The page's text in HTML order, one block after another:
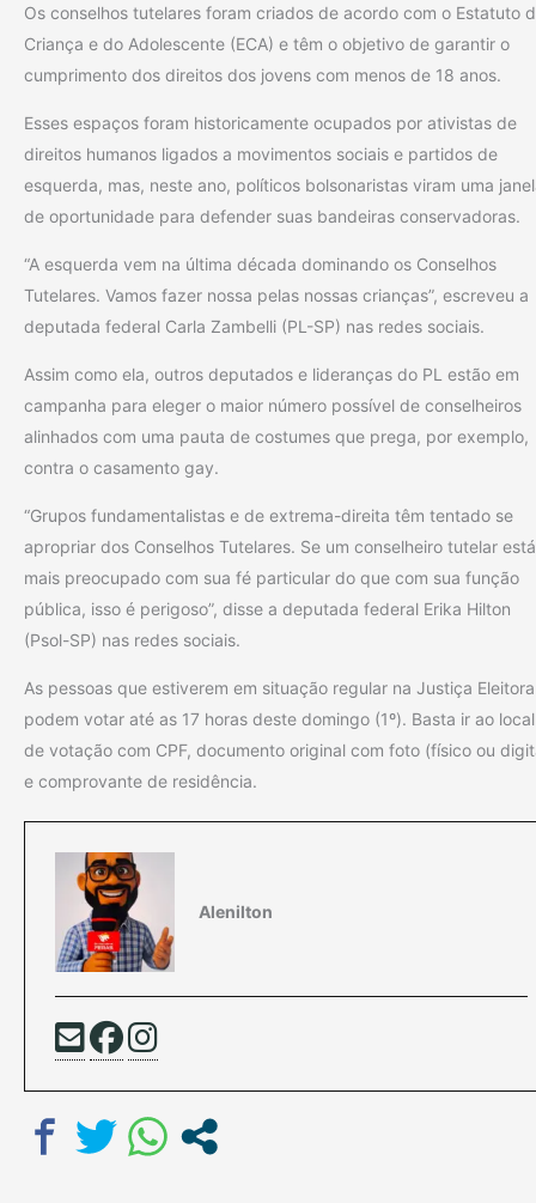
Os conselhos tutelares foram criados de acordo com o Estatuto
Criança e do Adolescente (ECA) e têm o objetivo de garantir o
cumprimento dos direitos dos jovens com menos de 18 anos.
Esses espaços foram historicamente ocupados por ativistas de
direitos humanos ligados a movimentos sociais e partidos de
esquerda, mas, neste ano, políticos bolsonaristas viram uma
de oportunidade para defender suas bandeiras conservadoras.
“A esquerda vem na última década dominando os Conselhos
Tutelares. Vamos fazer nossa pelas nossas crianças”, escreveu a
deputada federal Carla Zambelli (PL-SP) nas redes sociais.
Assim como ela, outros deputados e lideranças do PL estão em
campanha para eleger o maior número possível de conselheiros
alinhados com uma pauta de costumes que prega, por exemplo,
contra o casamento gay.
“Grupos fundamentalistas e de extrema-direita têm tentado se
apropriar dos Conselhos Tutelares. Se um conselheiro tutelar está
mais preocupado com sua fé particular do que com sua função
pública, isso é perigoso”, disse a deputada federal Erika Hilton
(Psol-SP) nas redes sociais.
As pessoas que estiverem em situação regular na Justiça
podem votar até as 17 horas deste domingo (1º). Basta ir ao local
de votação com CPF, documento original com foto (físico ou
e comprovante de residência.
Alenilton